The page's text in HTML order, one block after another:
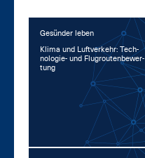
Gesünder leben
Kli­ma und Luft­ver­kehr: Tech­
no­lo­gie- und Flug­rou­ten­be­wer­
tung